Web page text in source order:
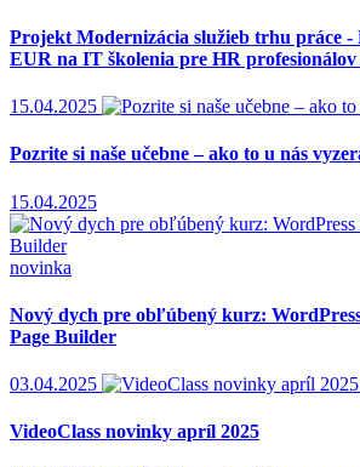
Projekt Modernizácia služieb trhu práce -
EUR na IT školenia pre HR profesionálov
15.04.2025
Pozrite si naše učebne – ako to u nás
15.04.2025
novinka
Nový dych pre obľúbený kurz:
Page Builder
03.04.2025
VideoClass novinky apríl 2025